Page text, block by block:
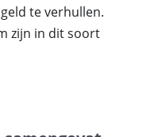
te verhullen.
zijn in dit soort